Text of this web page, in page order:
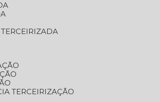
TERCEIRIZADA
TERCEIRIZAÇÃO